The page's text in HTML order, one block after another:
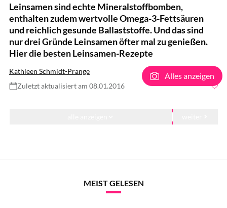
Leinsamen sind echte Mineralstoffbomben,
enthalten zudem wertvolle Omega-3-Fettsäuren
und reichlich gesunde Ballaststoffe. Und das sind
nur drei Gründe Leinsamen öfter mal zu genießen.
Hier die besten Leinsamen-Rezepte
Kathleen Schmidt-Prange
Zuletzt aktualisiert am 08.01.2016
Alles anzeigen
MEIST GELESEN